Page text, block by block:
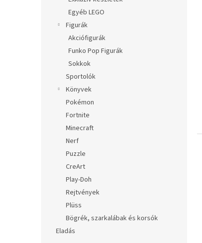
Egyéb LEGO
Figurák
Akciófigurák
Funko Pop Figurák
Sokkok
Sportolók
Könyvek
Pokémon
Fortnite
Minecraft
Nerf
Puzzle
CreArt
Play-Doh
Rejtvények
Plüss
Bögrék, szarkalábak és korsók
Eladás